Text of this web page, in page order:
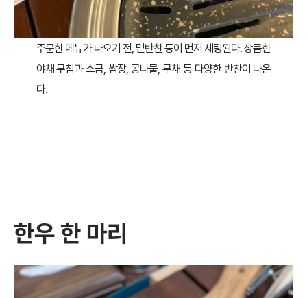
주문한 메뉴가 나오기 전, 밑반찬 등이 먼저 세팅된다. 상큼한
야채 무침과 소금, 쌈장, 콩나물, 무채 등 다양한 반찬이 나온
다.
한우 한 마리